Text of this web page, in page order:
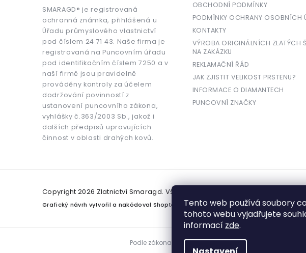
Tento web používá soubory
tohoto webu vyjadřujete
informací zde.
SMARAGD® je registrovaná
ochranná známka, přihlášená u
Úřadu průmyslového vlastnictví
pod číslem 24 71 43. Naše firma je
registrovaná na Puncovním úřadu
pod identifikačním číslem 7250 a v
naší firmě jsou pravidelně
prováděny kontroly za účelem
dodržování povinností z
ustanovení puncovního zákona,
vyhlášky č.363/2003 Sb., jakož i
dalších předpisů upravujících
činnost v oblasti drahých kovů.
OBCHODNÍ PODMÍNKY
PODMÍNKY OCHRANY OSOBNÍCH
KONTAKTY
VÝROBA ORIGINÁLNÍCH ZLATÝCH
NA ZAKÁZKU
REKLAMAČNÍ ŘÁD
JAK ZJISTIT VELIKOST PRSTENU?
INFORMACE O DIAMANTECH
PUNCOVNÍ ZNAČKY
Copyright 2026 Zlatnictví Smaragd. Všechna práva vyhrazena.
Grafický návrh vytvořil a nakódoval Shoptetak.cz
Podle zákona o evidenci tržeb je prodávající povinen